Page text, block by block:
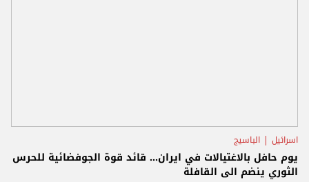
اسرائيل الباسيج
يوم حافل بالاغتيالات في ايران... قائد قوة الجوفضائية للحرس
الثوري ينضم الى القافلة